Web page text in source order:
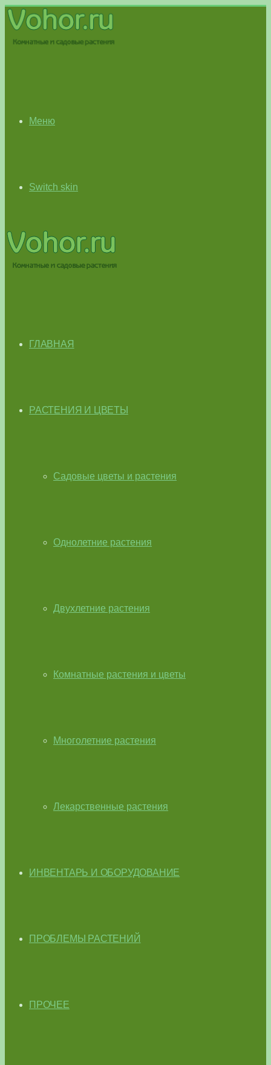
Меню
Switch skin
ГЛАВНАЯ
РАСТЕНИЯ И ЦВЕТЫ
Садовые цветы и растения
Однолетние растения
Двухлетние растения
Комнатные растения и цветы
Многолетние растения
Лекарственные растения
ИНВЕНТАРЬ И ОБОРУДОВАНИЕ
ПРОБЛЕМЫ РАСТЕНИЙ
ПРОЧЕЕ